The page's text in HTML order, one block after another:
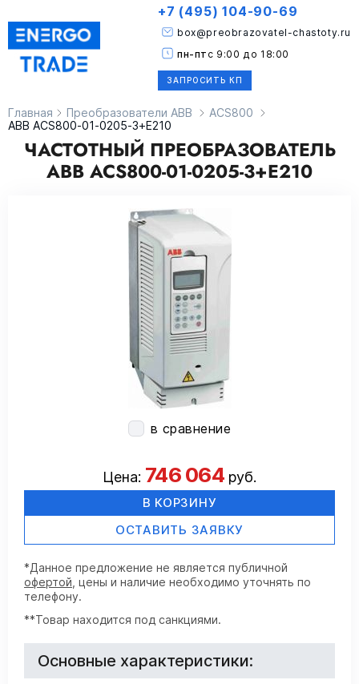
ЗАПРОСИТЬ КП
box@preobrazovatel-chastoty.ru
+7 (495) 104-90-69
пн-пт с 9:00 до 18:00
Главная Преобразователи ABB
ACS800
ABB ACS800-01-0205-3+E210
ЧАСТОТНЫЙ ПРЕОБРАЗОВАТЕЛЬ
ABB ACS800-01-0205-3+E210
в сравнение
Цена: 746 064руб.
В КОРЗИНУ
ОСТАВИТЬ ЗАЯВКУ
*Данное предложение не является публичной
офертой , цены и наличие необходимо уточнять по
телефону.
**Товар находится под санкциями.
Основные характеристики: